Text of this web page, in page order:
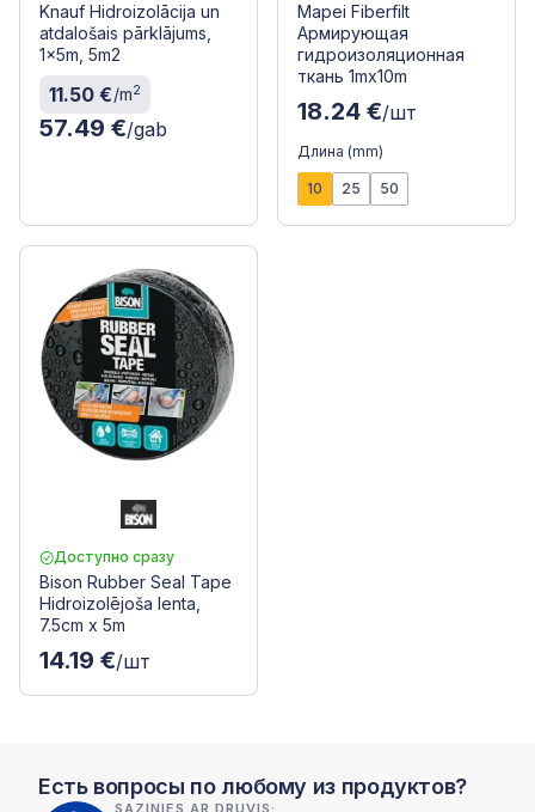
Knauf Hidroizolācija un
atdalošais pārklājums,
1x5m, 5m2
11.50 €/m2
57.49 €/gab
Mapei Fiberfilt
Армирующая
гидроизоляционная
ткань 1mx10m
18.24 €/шт
Длина (mm)
10 25 50
Доступно сразу
Bison Rubber Seal Tape
Hidroizolējoša lenta,
7.5cm x 5m
14.19 €/шт
Есть вопросы по любому из продуктов?
SAZINIES AR DRUVIS: